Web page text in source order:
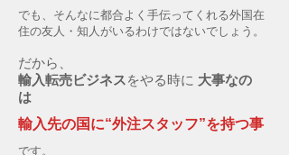
でも、そんなに都合よく手伝ってくれる外国在
住の友人・知人がいるわけではないでしょう。
だから、
輸入転売ビジネスをやる時に 大事なの
は
輸入先の国に“外注スタッフ”を持つ事
です。